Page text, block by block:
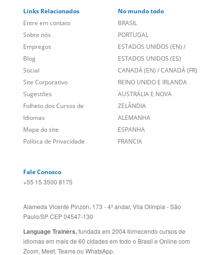
Links Relacionados
Entre em contato
Sobre nós
Empregos
Blog
Social
Site Corporativo
Sugestões
Folheto dos Cursos de
Idiomas
No mundo todo
BRASIL
PORTUGAL
ESTADOS UNIDOS (EN)/
ESTADOS UNIDOS (ES)
CANADÁ (EN) /CANADÁ (FR)
REINO UNIDO E IRLANDA
AUSTRÁLIA E NOVA
ZELÂNDIA
ALEMANHA
+55 15 3500 8175
Alameda Vicente Pinzon, 173 - 4º andar, Vila Olímpia - São
Paulo/SP CEP 04547-130